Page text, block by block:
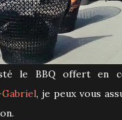
le BBQ offert en
, je peux vous